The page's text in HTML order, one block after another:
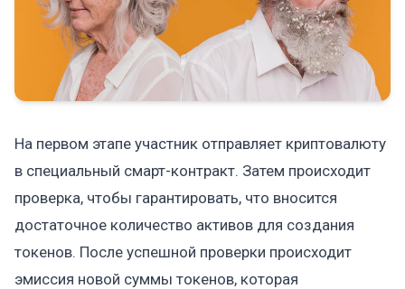
На первом этапе участник отправляет криптовалюту
в специальный смарт-контракт. Затем происходит
проверка, чтобы гарантировать, что вносится
достаточное количество активов для создания
токенов. После успешной проверки происходит
эмиссия новой суммы токенов, которая